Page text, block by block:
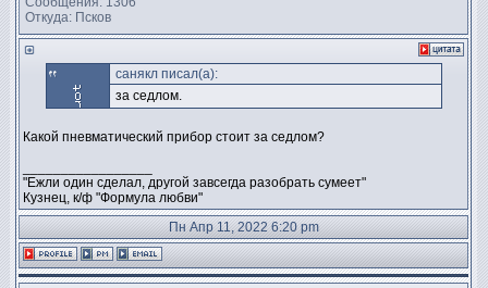
Откуда: Псков
санякл писал(а):
за седлом.
Какой пневматический прибор стоит за седлом?
"Ежли один сделал, другой завсегда разобрать сумеет"
Кузнец, к/ф "Формула любви"
Пн Апр 11, 2022 6:20 pm